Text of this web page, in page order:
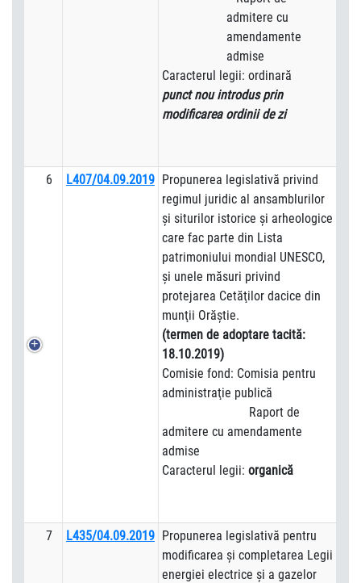
admitere cu
amendamente
admise
Caracterul legii: ordinară
punct nou introdus prin
modificarea ordinii de zi
6 L407/04.09.2019 Propunerea legislativă privind
regimul juridic al ansamblurilor
şi siturilor istorice şi arheologice
care fac parte din Lista
patrimoniului mondial UNESCO,
şi unele măsuri privind
protejarea Cetăţilor dacice din
munţii Orăştie.
(termen de adoptare tacită:
18.10.2019)
Comisie fond: Comisia pentru
administraţie publică
Raport de
admitere cu amendamente
admise
Caracterul legii: organică
7 L435/04.09.2019 Propunerea legislativă pentru
modificarea şi completarea Legii
energiei electrice şi a gazelor